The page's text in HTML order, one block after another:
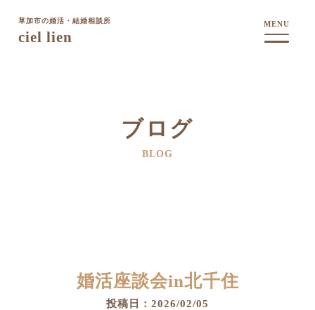
草加市の婚活・結婚相談所
ciel lien
MENU
ブログ
BLOG
婚活座談会in北千住
投稿日：2026/02/05